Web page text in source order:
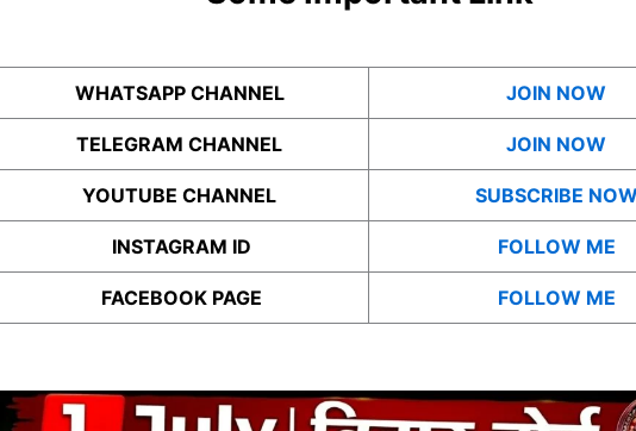
WHATSAPP CHANNEL JOIN NOW
TELEGRAM CHANNEL JOIN NOW
YOUTUBE CHANNEL SUBSCRIBE
INSTAGRAM ID FOLLOW ME
FACEBOOK PAGE FOLLOW ME